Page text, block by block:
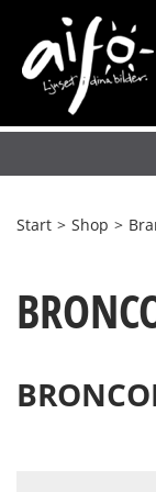
Start > Shop >